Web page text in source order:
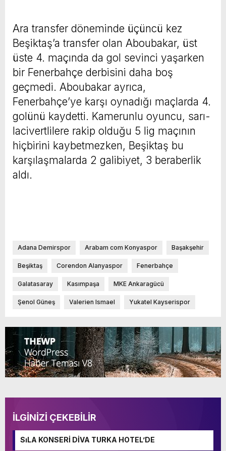
Ara transfer döneminde üçüncü kez
Beşiktaş’a transfer olan Aboubakar, üst
üste 4. maçında da gol sevinci yaşarken
bir Fenerbahçe derbisini daha boş
geçmedi. Aboubakar ayrıca,
Fenerbahçe’ye karşı oynadığı maçlarda 4.
golünü kaydetti. Kamerunlu oyuncu, sarı-
lacivertlilere rakip olduğu 5 lig maçının
hiçbirini kaybetmezken, Beşiktaş bu
karşılaşmalarda 2 galibiyet, 3 beraberlik
aldı.
Adana Demirspor Arabam com Konyaspor Başakşehir
Beşiktaş Corendon Alanyaspor Fenerbahçe
Galatasaray Kasımpaşa MKE Ankaragücü
Şenol Güneş Valerien Ismael Yukatel Kayserispor
İLGİNİZİ ÇEKEBİLİR
SıLA KONSERİ DİVA TURKA HOTEL’DE